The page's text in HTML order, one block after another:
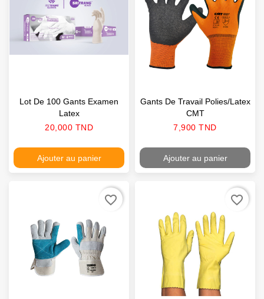
Lot De 100 Gants Examen
Latex
Prix
20,000 TND
Ajouter au panier
Gants De Travail Polies/latex
CMT
Prix
7,900 TND
Ajouter au panier
favorite_border favorite_border